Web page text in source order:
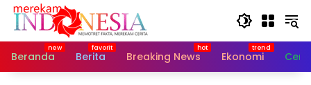
Langsung
Beranda
Berita Breaking News Ekonomi